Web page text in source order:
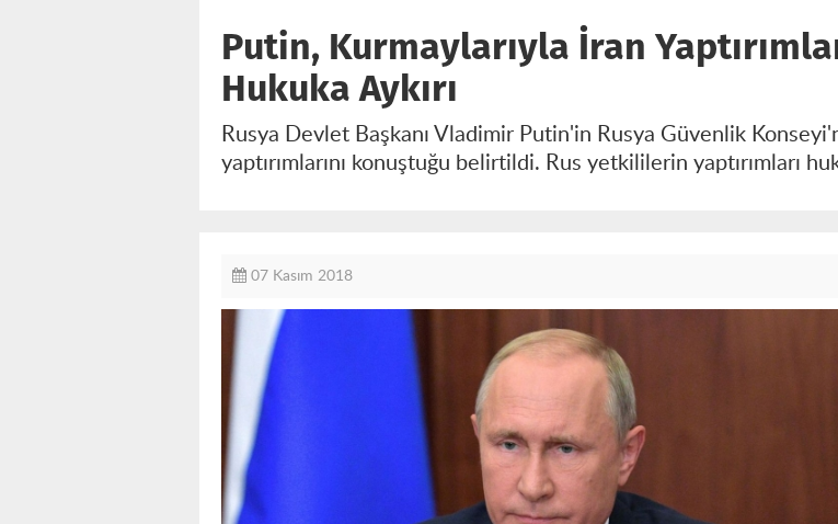
Putin, Kurmaylarıyla İran
Hukuka Aykırı
Rusya Devlet Başkanı Vladimir Putin'in Rusya Güvenlik
yaptırımlarını konuştuğu belirtildi. Rus yetkililerin yaptırımları
07 Kasım 2018